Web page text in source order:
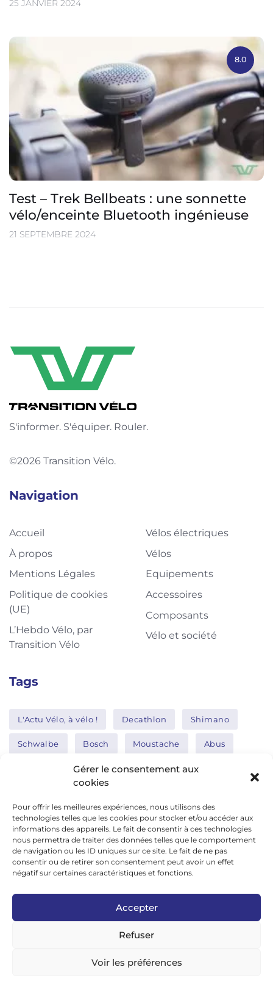
Gérer le consentement aux
cookies
Pour offrir les meilleures expériences, nous utilisons des
technologies telles que les cookies pour stocker et/ou accéder aux
informations des appareils. Le fait de consentir à ces technologies
nous permettra de traiter des données telles que le comportement
de navigation ou les ID uniques sur ce site. Le fait de ne pas
consentir ou de retirer son consentement peut avoir un effet
négatif sur certaines caractéristiques et fonctions.
Accepter
Refuser
Voir les préférences
25 JANVIER 2024
8.0
Test – Trek Bellbeats : une sonnette
vélo/enceinte Bluetooth ingénieuse
21 SEPTEMBRE 2024
S'informer. S'équiper. Rouler.
©2026 Transition Vélo.
Navigation
Accueil
À propos
Mentions Légales
Politique de cookies
(UE)
L’Hebdo Vélo, par
Transition Vélo
Vélos électriques
Vélos
Equipements
Accessoires
Composants
Vélo et société
Tags
L'Actu Vélo, à vélo ! Decathlon Shimano
Schwalbe Bosch Moustache Abus
Thule Nakamura
Réseaux sociaux
google news
facebook
twitter